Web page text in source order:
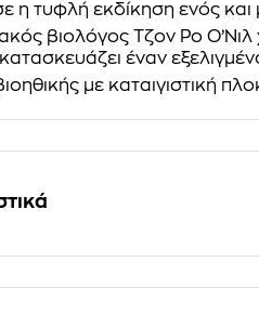
η τυφλή εκδίκηση ενός και
βιολόγος Τζον Ρο Ο’Νιλ
έναν
με καταιγιστική